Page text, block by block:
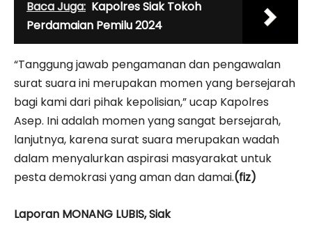
Baca Juga: Kapolres Siak Tokoh
Perdamaian Pemilu 2024
“Tanggung jawab pengamanan dan pengawalan
surat suara ini merupakan momen yang bersejarah
bagi kami dari pihak kepolisian,” ucap Kapolres
Asep. Ini adalah momen yang sangat bersejarah,
lanjutnya, karena surat suara merupakan wadah
dalam menyalurkan aspirasi masyarakat untuk
pesta demokrasi yang aman dan damai.(fiz)
Laporan MONANG LUBIS, Siak